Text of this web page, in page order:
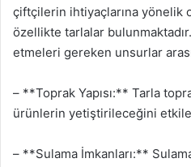
çiftçilerin ihtiyaçlarına yönelik
özellikte tarlalar
etmeleri gereken unsurlar
– **Toprak Yapısı:** Tarla
ürünlerin yetiştirileceğini
– **Sulama İmkanları:**